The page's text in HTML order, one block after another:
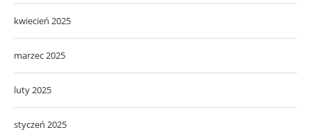
kwiecień 2025
marzec 2025
luty 2025
styczeń 2025